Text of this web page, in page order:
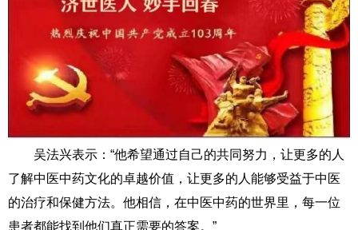
吴法兴表示：“他希望通过自己的共同努力，让更多的人
了解中医中药文化的卓越价值，让更多的人能够受益于中医
的治疗和保健方法。他相信，在中医中药的世界里，每一位
患者都能找到他们真正需要的答案。”